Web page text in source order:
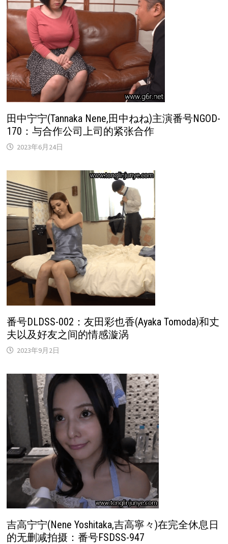
田中宁宁(Tannaka Nene,田中ねね)主演番号NGOD-
170：与合作公司上司的紧张合作
2023年6月24日
番号DLDSS-002：友田彩也香(Ayaka Tomoda)和丈
夫以及好友之间的情感漩涡
2023年9月2日
吉高宁宁(Nene Yoshitaka,吉高寧々)在完全休息日
的无删减拍摄：番号FSDSS-947